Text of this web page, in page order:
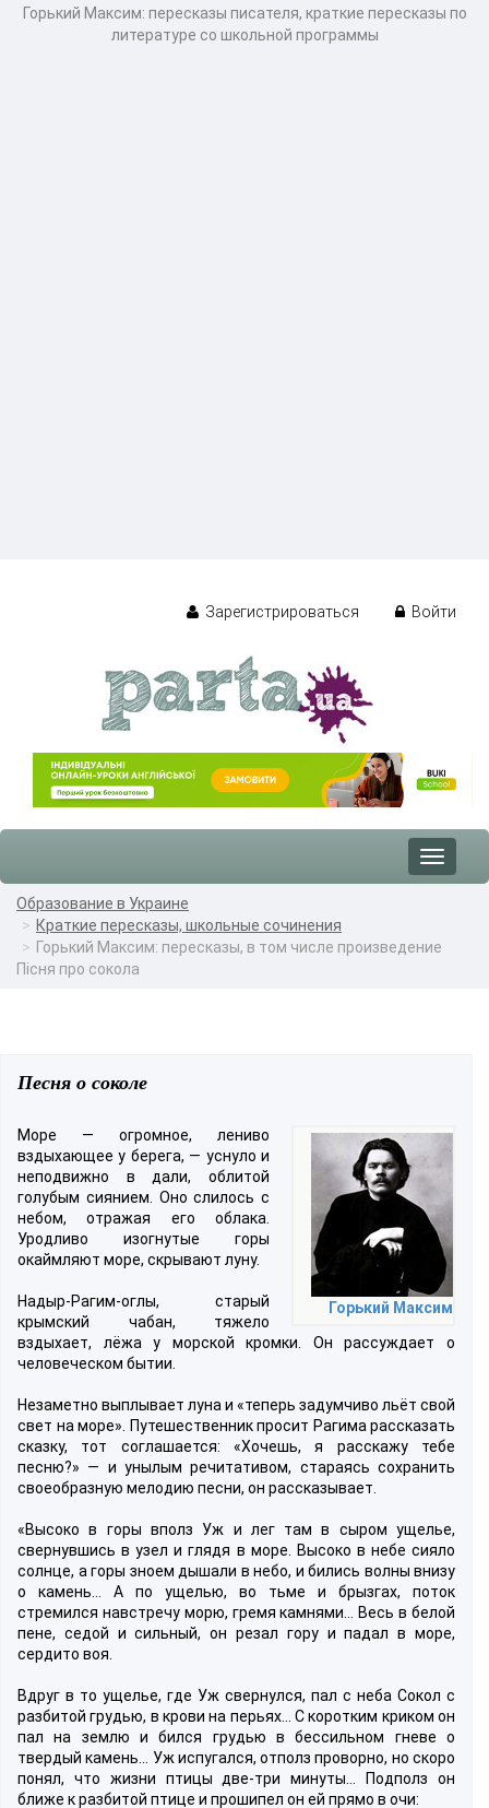
Горький Максим: пересказы писателя, краткие пересказы по
литературе со школьной программы
Зарегистрироваться Войти
Toggle
Образование в Украине
Краткие пересказы, школьные сочинения
Горький Максим: пересказы, в том числе произведение
Пісня про сокола
Песня о соколе
Горький Максим
Море — огромное, лениво
вздыхающее у берега, — уснуло и
неподвижно в дали, облитой
голубым сиянием. Оно слилось с
небом, отражая его облака.
Уродливо изогнутые горы
окаймляют море, скрывают луну.
Надыр-Рагим-оглы, старый
крымский чабан, тяжело
вздыхает, лёжа у морской кромки. Он рассуждает о
человеческом бытии.
Незаметно выплывает луна и «теперь задумчиво льёт свой
свет на море». Путешественник просит Рагима рассказать
сказку, тот соглашается: «Хочешь, я расскажу тебе
песню?» — и унылым речитативом, стараясь сохранить
своеобразную мелодию песни, он рассказывает.
«Высоко в горы вполз Уж и лег там в сыром ущелье,
свернувшись в узел и глядя в море. Высоко в небе сияло
солнце, а горы зноем дышали в небо, и бились волны внизу
о камень… А по ущелью, во тьме и брызгах, поток
стремился навстречу морю, гремя камнями… Весь в белой
пене, седой и сильный, он резал гору и падал в море,
сердито воя.
Вдруг в то ущелье, где Уж свернулся, пал с неба Сокол с
разбитой грудью, в крови на перьях… С коротким криком он
пал на землю и бился грудью в бессильном гневе о
твердый камень… Уж испугался, отполз проворно, но скоро
понял, что жизни птицы две-три минуты… Подполз он
ближе к разбитой птице и прошипел он ей прямо в очи: